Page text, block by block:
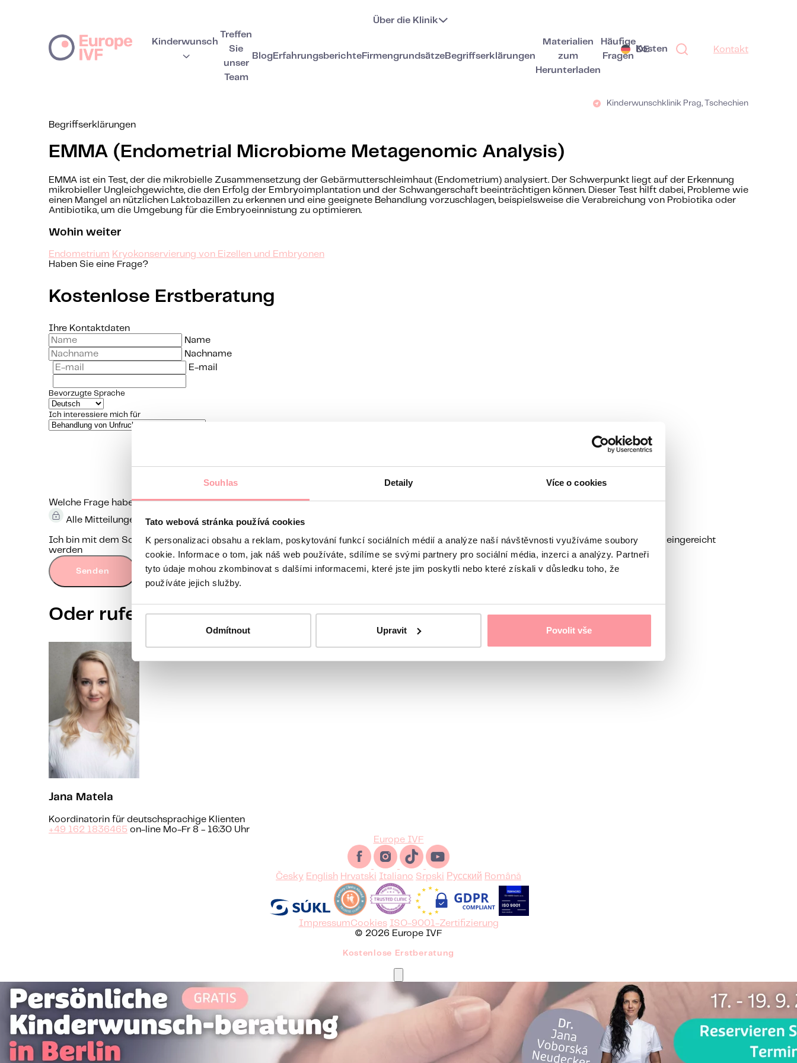
Souhlas Detaily Více o cookies
Tato webová stránka používá cookies
K personalizaci obsahu a reklam, poskytování funkcí sociálních médií a analýze naší návštěvnosti využíváme soubory
cookie. Informace o tom, jak náš web používáte, sdílíme se svými partnery pro sociální média, inzerci a analýzy. Partneři
tyto údaje mohou zkombinovat s dalšími informacemi, které jste jim poskytli nebo které získali v důsledku toho, že
používáte jejich služby.
Odmítnout Upravit Povolit vše
Kinderwunsch
Über die Klinik
Treffen
Sie
unser
Team
Blog Erfahrungsberichte Firmengrundsätze Begriffserklärungen
Materialien
zum
Herunterladen
Häufige
Fragen
Kosten
DE Kontakt
Kinderwunschklinik Prag, Tschechien
Begriffserklärungen
EMMA (Endometrial Microbiome Metagenomic Analysis)
EMMA ist ein Test, der die mikrobielle Zusammensetzung der Gebärmutterschleimhaut (Endometrium) analysiert. Der Schwerpunkt liegt auf der Erkennung
mikrobieller Ungleichgewichte, die den Erfolg der Embryoimplantation und der Schwangerschaft beeinträchtigen können. Dieser Test hilft dabei, Probleme wie
einen Mangel an nützlichen Laktobazillen zu erkennen und eine geeignete Behandlung vorzuschlagen, beispielsweise die Verabreichung von Probiotika oder
Antibiotika, um die Umgebung für die Embryoeinnistung zu optimieren.
Wohin weiter
Endometrium Kryokonservierung von Eizellen und Embryonen
Haben Sie eine Frage?
Kostenlose Erstberatung
Ihre Kontaktdaten
Name
Nachname
E-mail
Bevorzugte Sprache
Ich interessiere mich für
Welche Frage haben Sie an uns? Ihre Fragen werden selbstverständlich diskret und vertraulich behandelt.
Alle Mitteilungen werden mit SSL verschlüsselt und unterliegen den Regeln unserer
Ich bin mit dem Schutz personenbezogener Daten einverstanden.Datenschutzrichtlinien
Das Formular kann nicht ohne Ihre Zustimmung eingereicht
werden
Senden
Oder rufen Sie eine unserer Koordinatorinnen an
Jana Matela
Koordinatorin für deutschsprachige Klienten
+49 162 1836465 on-line Mo-Fr 8 - 16:30 Uhr
Europe IVF
Česky English Hrvatski Italiano Srpski Русский Română
ImpressumCookies
ISO-9001-Zertifizierung
© 2026 Europe IVF
Kostenlose Erstberatung